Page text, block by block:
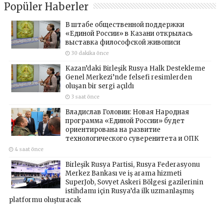
Popüler Haberler
В штабе общественной поддержки
«Единой России» в Казани открылась
выставка философской живописи
30 dakika önce
Kazan’daki Birleşik Rusya Halk Destekleme
Genel Merkezi’nde felsefi resimlerden
oluşan bir sergi açıldı
3 saat önce
Владислав Головин: Новая Народная
программа «Единой России» будет
ориентирована на развитие
технологического суверенитета и ОПК
4 saat önce
Birleşik Rusya Partisi, Rusya Federasyonu
Merkez Bankası ve iş arama hizmeti
SuperJob, Sovyet Askeri Bölgesi gazilerinin
istihdamı için Rusya’da ilk uzmanlaşmış
platformu oluşturacak